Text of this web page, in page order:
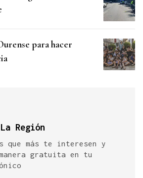
para hacer
Región
que más te interesen y
gratuita en tu